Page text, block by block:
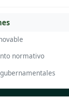
normativo